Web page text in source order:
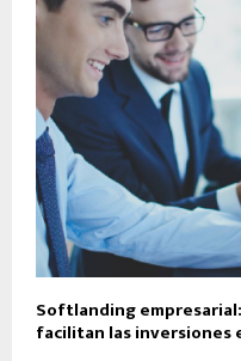
Softlanding
facilitan las inversiones